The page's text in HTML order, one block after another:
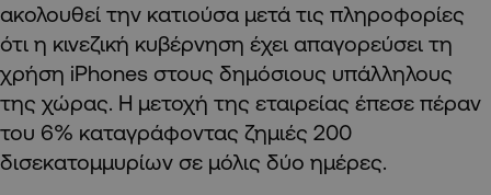
ακολουθεί την κατιούσα μετά τις πληροφορίες
ότι η κινεζική κυβέρνηση έχει απαγορεύσει τη
χρήση iPhones στους δημόσιους υπάλληλους
της χώρας. Η μετοχή της εταιρείας έπεσε πέραν
του 6% καταγράφοντας ζημιές 200
δισεκατομμυρίων σε μόλις δύο ημέρες.